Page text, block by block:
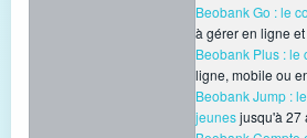
Beobank Go : le
à gérer en ligne
Beobank Plus : le
ligne, mobile ou
Beobank Jump :
jeunesjusqu'à 27